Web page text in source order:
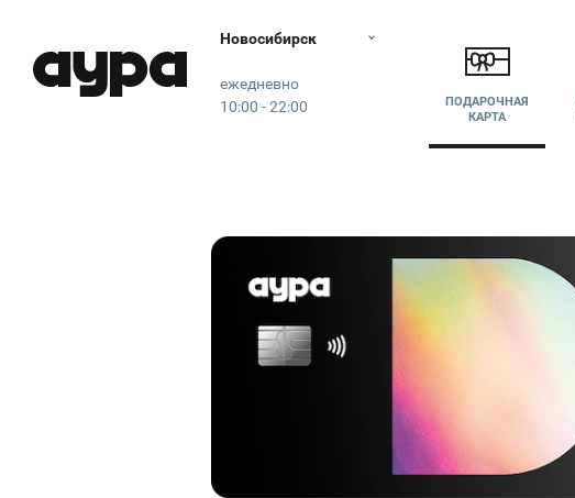
Аура
Новосибирск
ежедневно
10:00 - 22:00
ПОДАРОЧНАЯ
КАРТА